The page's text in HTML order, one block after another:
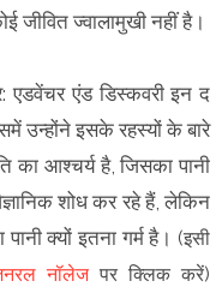
ज्वालामुखी नहीं है।
एडवेंचर एंड डिस्कवरी इन द
उन्होंने इसके रहस्यों के बारे
का आश्चर्य है, जिसका पानी
शोध कर रहे हैं, लेकिन
क्यों इतना गर्म है। (इसी
नॉलेजपर क्लिक करें)